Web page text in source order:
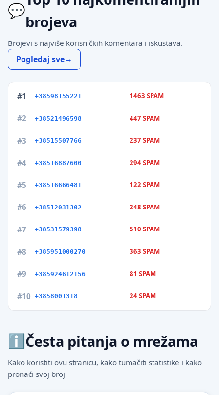
brojeva
Brojevi s najviše korisničkih komentara i iskustava.
Pogledaj sve
#1 +38598155221 1463 SPAM
#2 +38521496598 447 SPAM
#3 +38515507766 237 SPAM
#4 +38516887600 294 SPAM
#5 +38516666481 122 SPAM
#6 +38512031302 248 SPAM
#7 +38531579398 510 SPAM
#8 +385951000270 363 SPAM
#9 +385924612156 81 SPAM
#10 +3858001318 24 SPAM
Česta pitanja o mrežama
Kako koristiti ovu stranicu, kako tumačiti statistike i kako
pronaći svoj broj.